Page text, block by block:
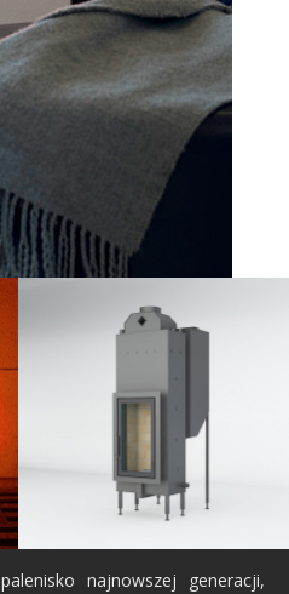
najnowszej generacji,